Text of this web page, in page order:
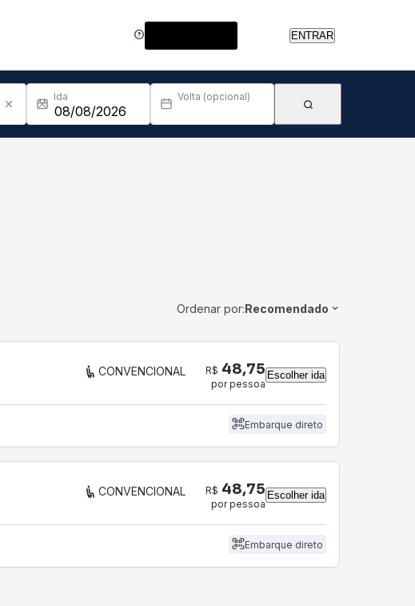
ENTRAR
Ida Volta (opcional)
Ordenar por:Recomendado
CONVENCIONAL R$ 48,75
por pessoa
Escolher ida
Embarque direto
CONVENCIONAL R$ 48,75
por pessoa
Escolher ida
Embarque direto